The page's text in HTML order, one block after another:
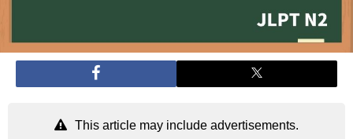
This article may include advertisements.